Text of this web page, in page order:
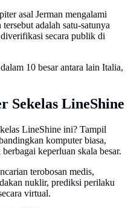
asal Jerman mengalami
adalah satu-satunya
secara publik di
10 besar antara lain Italia,
Sekelas LineShine
LineShine ini? Tampil
komputer biasa,
keperluan skala besar.
terobosan medis,
nuklir, prediksi perilaku
virtual.